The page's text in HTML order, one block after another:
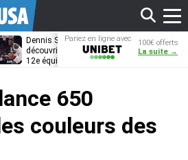
Dennis Schröder
découvrira-t-il une
12e équipe
Les Grizzlies
cherchent
Pariez en ligne avec
100€ offerts
La suite →
650
couleurs des